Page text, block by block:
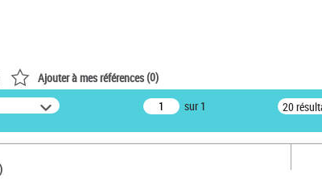
Ajouter à mes références(0)
sur 1 20